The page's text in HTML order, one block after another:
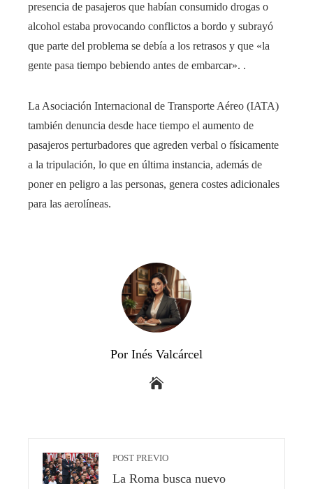
presencia de pasajeros que habían consumido drogas o
alcohol estaba provocando conflictos a bordo y subrayó
que parte del problema se debía a los retrasos y que «la
gente pasa tiempo bebiendo antes de embarcar». .
La Asociación Internacional de Transporte Aéreo (IATA)
también denuncia desde hace tiempo el aumento de
pasajeros perturbadores que agreden verbal o físicamente
a la tripulación, lo que en última instancia, además de
poner en peligro a las personas, genera costes adicionales
para las aerolíneas.
Por Inés Valcárcel
POST PREVIO
La Roma busca nuevo